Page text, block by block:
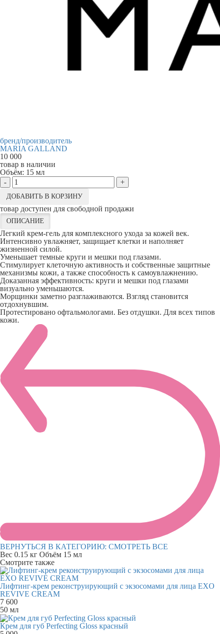
бренд/производитель
MARIA GALLAND
10 000
товар в наличии
Объём: 15 мл
-
+
ДОБАВИТЬ В КОРЗИНУ
товар доступен для свободной продажи
ОПИСАНИЕ
Легкий крем-гель для комплексного ухода за кожей век.
Интенсивно увлажняет, защищает клетки и наполняет
жизненной силой.
Уменьшает темные круги и мешки под глазами.
Стимулирует клеточную активность и собственные защитные
механизмы кожи, а также способность к самоувлажнению.
Доказанная эффективность: круги и мешки под глазами
визуально уменьшаются.
Морщинки заметно разглаживаются. Взгляд становится
отдохнувшим.
Протестировано офтальмологами. Без отдушки. Для всех типов
кожи.
ВЕРНУТЬСЯ В КАТЕГОРИЮ: СМОТРЕТЬ ВСЕ
Вес 0.15 кг Объём 15 мл
Смотрите также
Лифтинг-крем реконструирующий с экзосомами для лица EXO
REVIVE CREAM
7 600
50 мл
Крем для губ Perfecting Gloss красный